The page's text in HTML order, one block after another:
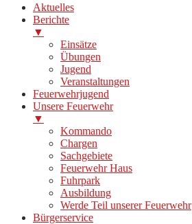
Aktuelles
Berichte
▼
Einsätze
Übungen
Jugend
Veranstaltungen
Feuerwehrjugend
Unsere Feuerwehr
▼
Kommando
Chargen
Sachgebiete
Feuerwehr Haus
Fuhrpark
Ausbildung
Werde Teil unserer Feuerwehr
Bürgerservice